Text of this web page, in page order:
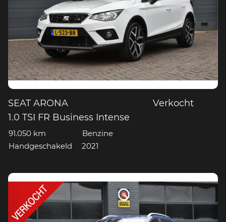
SEAT ARONA
1.0 TSI FR Business Intense
Verkocht
91.050 km
Benzine
Handgeschakeld
2021